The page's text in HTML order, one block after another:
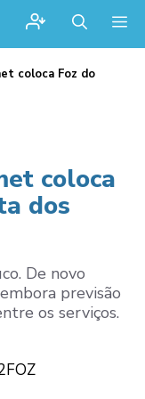
coloca Foz do
coloca
dos
De novo
previsão
os serviços.